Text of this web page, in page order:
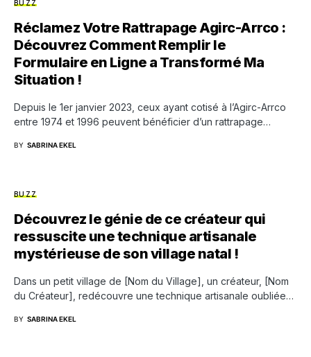
BUZZ
Réclamez Votre Rattrapage Agirc-Arrco :
Découvrez Comment Remplir le
Formulaire en Ligne a Transformé Ma
Situation !
Depuis le 1er janvier 2023, ceux ayant cotisé à l’Agirc-Arrco
entre 1974 et 1996 peuvent bénéficier d’un rattrapage…
BY SABRINA EKEL
BUZZ
Découvrez le génie de ce créateur qui
ressuscite une technique artisanale
mystérieuse de son village natal !
Dans un petit village de [Nom du Village], un créateur, [Nom
du Créateur], redécouvre une technique artisanale oubliée…
BY SABRINA EKEL